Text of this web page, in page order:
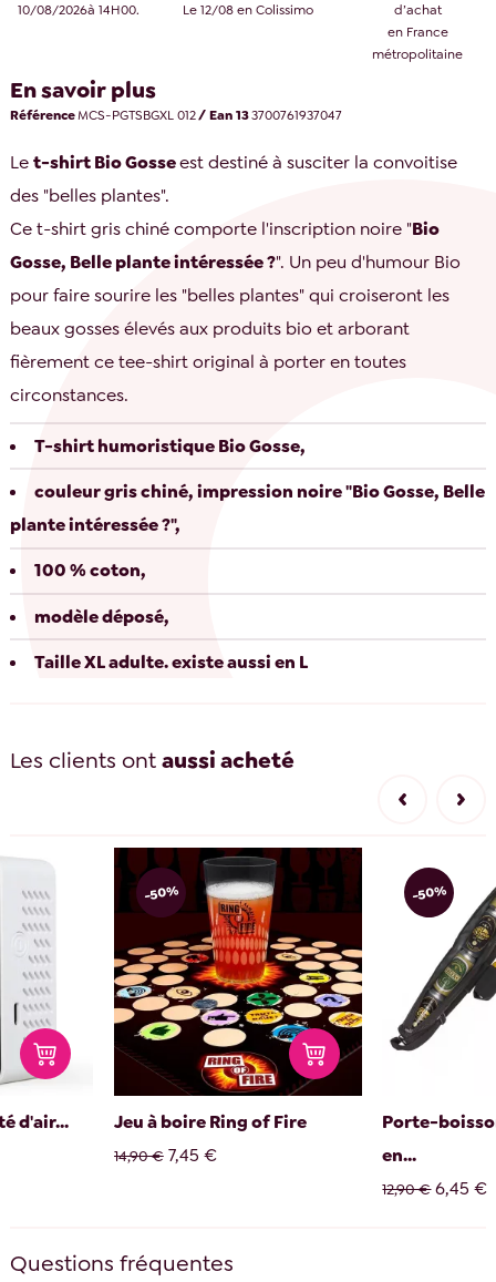
10/08/2026à 14H00.
Le 12/08 en Colissimo
d’achat
en France
métropolitaine
En savoir plus
RéférenceMCS-PGTSBGXL 012/ Ean 133700761937047
Let-shirt Bio Gosseest destiné à susciter la convoitise
des "belles plantes".
Ce t-shirt gris chiné comporte l'inscription noire "Bio
Gosse, Belle plante intéressée ?". Un peu d'humour Bio
pour faire sourire les "belles plantes" qui croiseront les
beaux gosses élevés aux produits bio et arborant
fièrement ce tee-shirt original à porter en toutes
circonstances.
T-shirt humoristique Bio Gosse,
couleur gris chiné, impression noire "Bio Gosse, Belle
plante intéressée ?",
100 % coton,
modèle déposé,
Taille XL adulte. existe aussi en L
Les clients ontaussi acheté
d'air...
-50%
Jeu à boire Ring of Fire
14,90 € 7,45 €
-50%
Porte-
en...
12,90 € 6,45 €
Questions fréquentes